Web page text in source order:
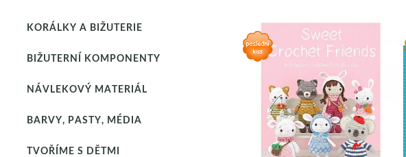
KORÁLKY A BIŽUTERIE
BIŽUTERNÍ KOMPONENTY
NÁVLEKOVÝ MATERIÁL
BARVY, PASTY, MÉDIA
TVOŘÍME S DĚTMI